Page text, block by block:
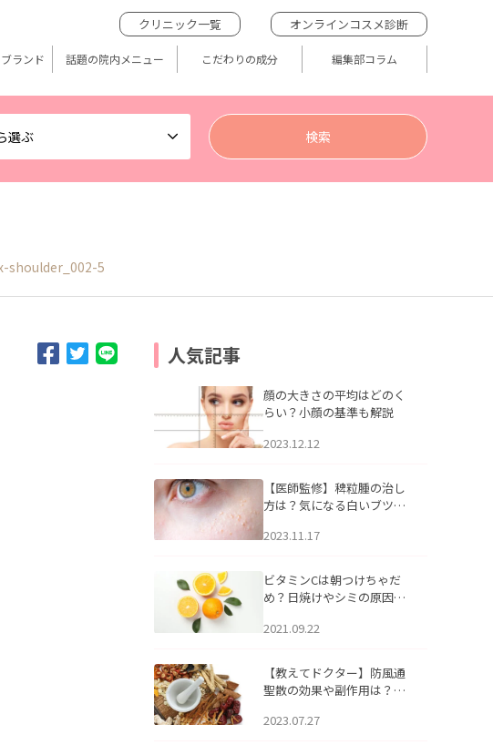
選ぶ
クリニック一覧 オンラインコスメ診断
ランド 話題の院内メニュー こだわりの成分 編集部コラム
shoulder_002-5
人気記事
顔の大きさの平均はどのく
らい？小顔の基準も解説
2023.12.12
【医師監修】稗粒腫の治し
方は？気になる白いブツブ
アについて
2023.11.17
ビタミンCは朝つけちゃだ
め？日焼けやシミの原因に
2021.09.22
【教えてドクター】防風通
聖散の効果や副作用は？長
2023.07.27